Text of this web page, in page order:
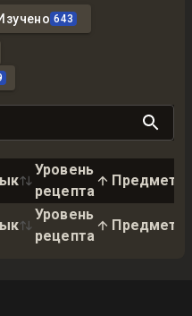
643
Уровень
рецепта
Предмет
Уровень
рецепта
Предмет